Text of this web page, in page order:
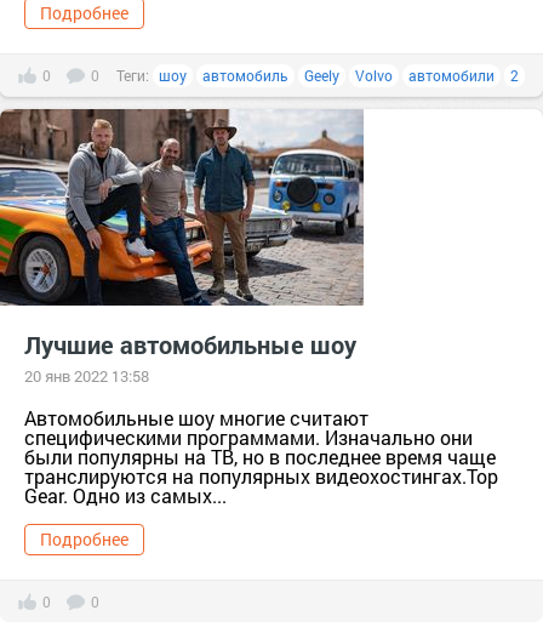
Подробнее
0 0 Теги: шоу автомобиль Geely Volvo автомобили 2
Лучшие автомобильные шоу
20 янв 2022 13:58
Автомобильные шоу многие считают
специфическими программами. Изначально они
были популярны на ТВ, но в последнее время чаще
транслируются на популярных видеохостингах.Top
Gear. Одно из самых...
Подробнее
0 0